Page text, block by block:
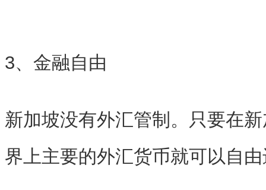
3、金融自由
新加坡没有外汇管制。只要在
界上主要的外汇货币就可以自